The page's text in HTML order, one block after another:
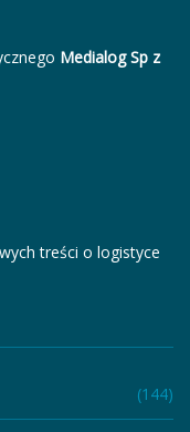
Medialog Sp z
treści o logistyce
(144)